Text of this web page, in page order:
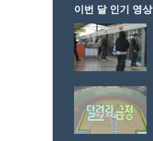
이번 달 인기 영상